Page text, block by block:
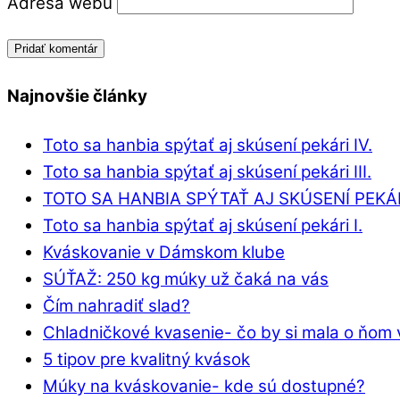
Najnovšie články
Toto sa hanbia spýtať aj skúsení pekári IV.
Toto sa hanbia spýtať aj skúsení pekári III.
TOTO SA HANBIA SPÝTAŤ AJ SKÚSENÍ
Toto sa hanbia spýtať aj skúsení pekári I.
Kváskovanie v Dámskom klube
SÚŤAŽ: 250 kg múky už čaká na vás
Čím nahradiť slad?
Chladničkové kvasenie- čo by si mala o ňom
5 tipov pre kvalitný kvások
Múky na kváskovanie- kde sú dostupné?